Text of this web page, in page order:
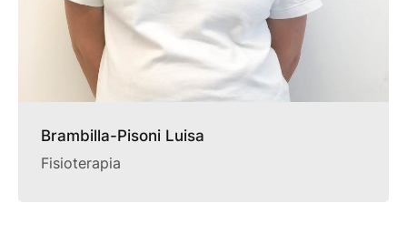
Brambilla-Pisoni Luisa
Fisioterapia